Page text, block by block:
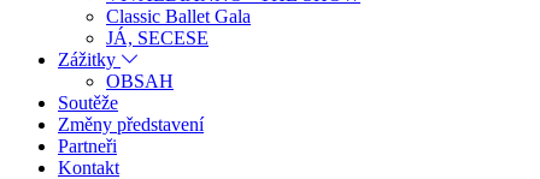
Classic Ballet Gala
JÁ, SECESE
Zážitky
OBSAH
Soutěže
Změny představení
Partneři
Kontakt